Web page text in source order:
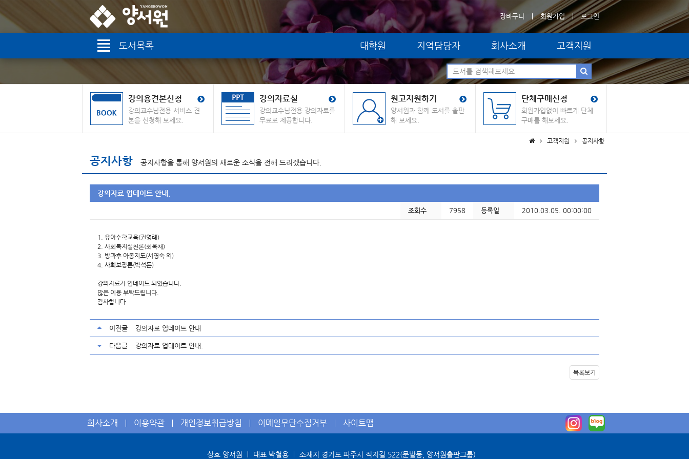
장바구니 회원가입 로그인
도서목록 대학원 지역담당자 회사소개 고객지원
강의용견본신청
강의교수님전용 서비스 견
본을 신청해 보세요.
강의자료실
강의교수님전용 강의자료를
무료로 제공합니다.
원고지원하기
양서원과 함께 도서를 출판
해 보세요.
단체구매신청
회원가입없이 빠르게 단체
구매를 해보세요.
고객지원 공지사항
공지사항 공지사항을 통해 양서원의 새로운 소식을 전해 드리겠습니다.
강의자료 업데이트 안내.
등록일 2010.03.05. 00:00:00
조회수 7958
1. 유아수학교육(권영례)
2. 사회복지실천론(최옥채)
3. 방과후 아동지도(서영숙 외)
4. 사회보장론(박석돈)
강의자료가 업데이트 되었습니다.
많은 이용 부탁드립니다.
감사합니다
이전글 강의자료 업데이트 안내
다음글 강의자료 업데이트 안내.
목록보기
회사소개 이용약관 개인정보취급방침 이메일무단수집거부 사이트맵
상호 양서원 대표 박철용 소재지 경기도 파주시 직지길 522(문발동, 양서원출판그룹)